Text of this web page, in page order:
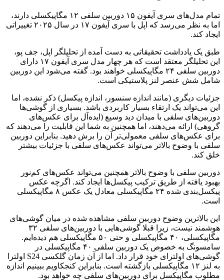
تمام مدل‌های سری آیفون ۱۵ دوربین سلفی ۱۲ مگاپیکسلی دارند،
اما به نظر می‌رسد که اپل با سری آیفون ۱۷ در سال ۲۰۲۵ تغییراتی
ایجاد کند.
طبق یک یادداشت تحقیقاتی به دست آمده از تحلیلگر اپل، جف پو،
این تحلیلگر معتقد است که هر چهار مدل سری آیفون ۱۷ دارای
دوربین سلفی ۲۴ مگاپیکسلی خواهند بود. گفته می‌شود این دوربین
شامل شش عنصر لنز پلاستیکی است.
جزئیات دیگری (مانند اندازه سنسور، اندازه پیکسل) ذکر نشده، اما
این می‌تواند یک ارتقاء بسیار کاربردی باشد. بسیاری از گوشی‌ها
دوربین‌های سلفی با میدان دید وسیع (ایده‌آل برای عکس‌های
گروهی) ارائه می‌دهند، اما همچنین به شما این قابلیت را می‌دهند که
برای عکس‌های سلفی معمولی‌تر آن را برش دهید. بنابراین دوربین
سلفی با وضوح بالاتر می‌تواند عکس‌های سلفی با جزئیات بیشتر
خلق کند.
دوربین سلفی با وضوح بالاتر همچنین می‌تواند عکس‌های کم‌نور
بهبود یافته از طریق ترکیب پیکسل‌ها ایجاد کند. اگرچه عکس
پیکسل‌بندی شده ۲۴ مگاپیکسلی معادل یک عکس ۸ مگاپیکسلی
است.
این بالاترین وضوح دوربین سلفی مشاهده شده در میان گوشی‌های
هوشمند نیست، زیرا قبلا گوشی‌هایی با دوربین‌های سلفی ۳۲
مگاپیکسلی، ۴۰ مگاپیکسلی و حتی ۵۰ مگاپیکسلی هم دیده‌ایم.
سامسونگ به خصوص یک دوربین سلفی ۴۰ مگاپیکسلی در
گوشی‌های اولترای خود قرار داد. اما از آن زمان گلکسی S24 اولترا
به لنز ۱۲ مگاپیکسلی بازگشته است. بنابراین کنجکاویم ببینیم اندازه
مطلوب مگاپیکسل برای دوربین‌های سلفی چه خواهد بود.